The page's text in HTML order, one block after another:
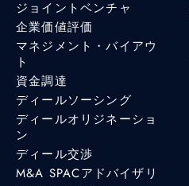
ジョイントベンチャ
企業価値評価
マネジメント・バイアウ
ト
資金調達
ディールソーシング
ディールオリジネーショ
ン
ディール交渉
M&A SPACアドバイザリ